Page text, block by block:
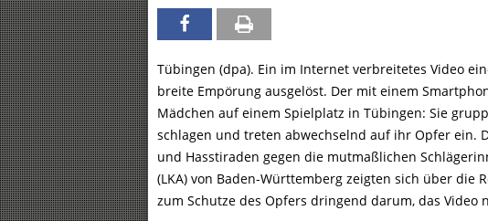
Tübingen (dpa). Ein im Internet verbreitetes Video
breite Empörung ausgelöst. Der mit einem
Mädchen auf einem Spielplatz in Tübingen: Sie
schlagen und treten abwechselnd auf ihr Opfer ein.
und Hasstiraden gegen die mutmaßlichen
(LKA) von Baden-Württemberg zeigten sich über die
zum Schutze des Opfers dringend darum, das Video